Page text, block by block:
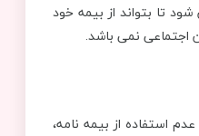
تا بتواند از بیمه خود
اجتماعی نمی باشد.
استفاده از بیمه نامه،